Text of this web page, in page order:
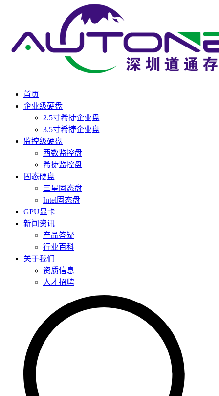
首页
企业级硬盘
2.5寸希捷企业盘
3.5寸希捷企业盘
监控级硬盘
西数监控盘
希捷监控盘
固态硬盘
三星固态盘
Intel固态盘
GPU显卡
新闻资讯
产品答疑
行业百科
关于我们
资质信息
人才招聘